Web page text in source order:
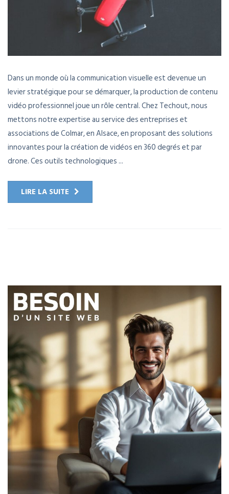
Dans un monde où la communication visuelle est devenue un
levier stratégique pour se démarquer, la production de contenu
vidéo professionnel joue un rôle central. Chez Techout, nous
mettons notre expertise au service des entreprises et
associations de Colmar, en Alsace, en proposant des solutions
innovantes pour la création de vidéos en 360 degrés et par
drone. Ces outils technologiques ...
LIRE LA SUITE